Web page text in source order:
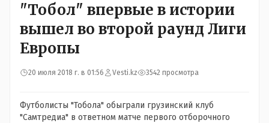
"Тобол" впервые в истории
вышел во второй раунд Лиги
Европы
20 июля 2018 г. в 01:56 Vesti.kz 3542 просмотра
Футболисты "Тобола" обыграли грузинский клуб
"Самтредиа" в ответном матче первого отборочного